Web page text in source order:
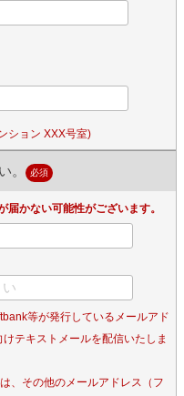
ション XXX号室)
。 必須
かない可能性がございます。
等が発行しているメールアド
テキストメールを配信いたしま
、その他のメールアドレス（フ